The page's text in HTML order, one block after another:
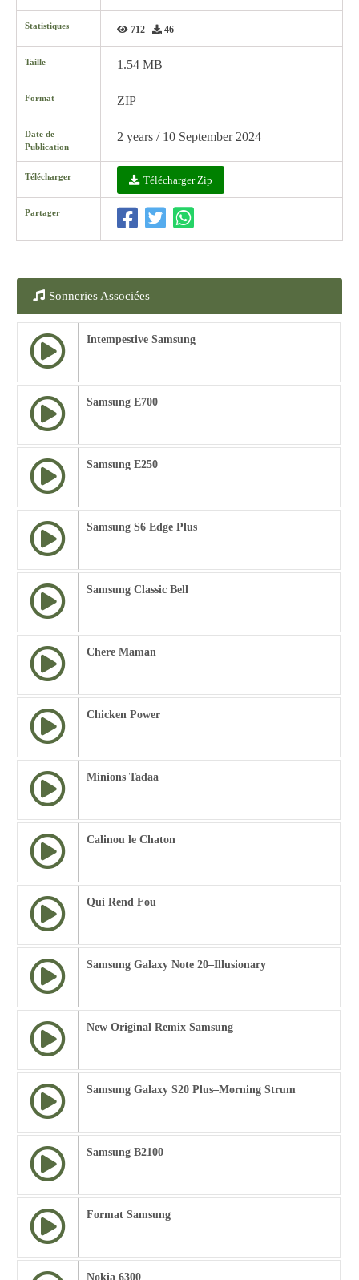
Statistiques 712 46
Taille 1.54 MB
Format ZIP
Date de
Publication
2 years / 10 September 2024
Télécharger Télécharger Zip
Partager
Sonneries Associées
Intempestive Samsung
Samsung E700
Samsung E250
Samsung S6 Edge Plus
Samsung Classic Bell
Chere Maman
Chicken Power
Minions Tadaa
Calinou le Chaton
Qui Rend Fou
Samsung Galaxy Note 20–Illusionary
New Original Remix Samsung
Samsung Galaxy S20 Plus–Morning Strum
Samsung B2100
Format Samsung
Nokia 6300